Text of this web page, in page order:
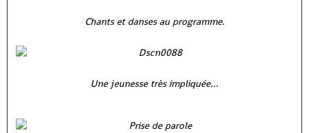
Chants et danses au programme.
Une jeunesse très impliquée...